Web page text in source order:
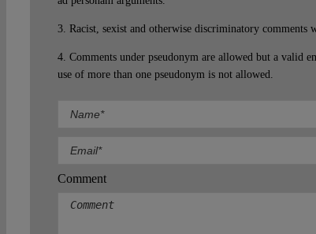
3. Racist, sexist and otherwise discriminatory comments
4. Comments under pseudonym are allowed but a valid
use of more than one pseudonym is not allowed.
Comment